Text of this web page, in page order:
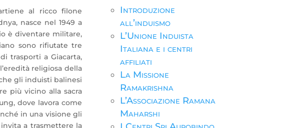
al ricco filone
nasce nel 1949 a
è diventare militare,
sono rifiutate tre
trasporti a Giacarta,
religiosa della
gli induisti balinesi
più vicino alla sacra
dove lavora come
in una visione gli
a trasmettere la
Introduzione
all’induismo
L’Unione Induista
Italiana e i centri
affiliati
La Missione
Ramakrishna
L’Associazione Ramana
Maharshi